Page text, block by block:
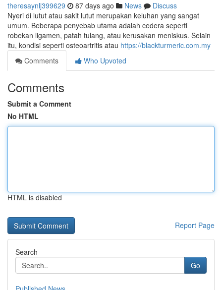
theresaynlj399629 87 days ago News
Discuss
Nyeri di lutut atau sakit lutut merupakan keluhan yang sangat
umum. Beberapa penyebab utama adalah cedera seperti
robekan ligamen, patah tulang, atau kerusakan meniskus. Selain
itu, kondisi seperti osteoartritis atau https://blackturmeric.com.my
Comments
Who Upvoted
Comments
Submit a Comment
No HTML
HTML is disabled
Report Page
Search
Go